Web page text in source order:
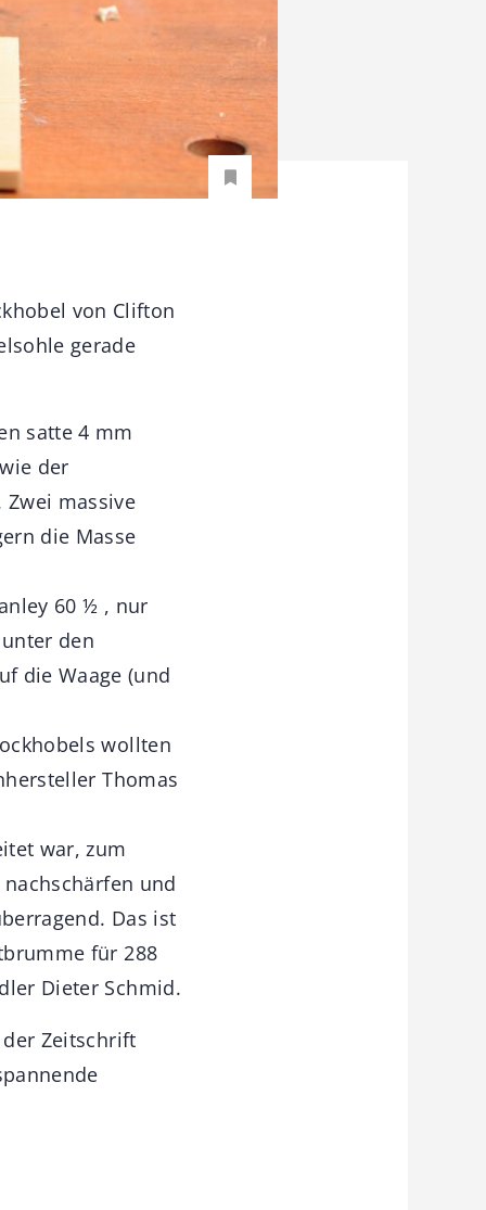
von Clifton
gerade
satte 4 mm
der
massive
die Masse
60 ½ , nur
den
die Waage (und
wollten
Thomas
war, zum
und
Das ist
für 288
Dieter Schmid.
Zeitschrift